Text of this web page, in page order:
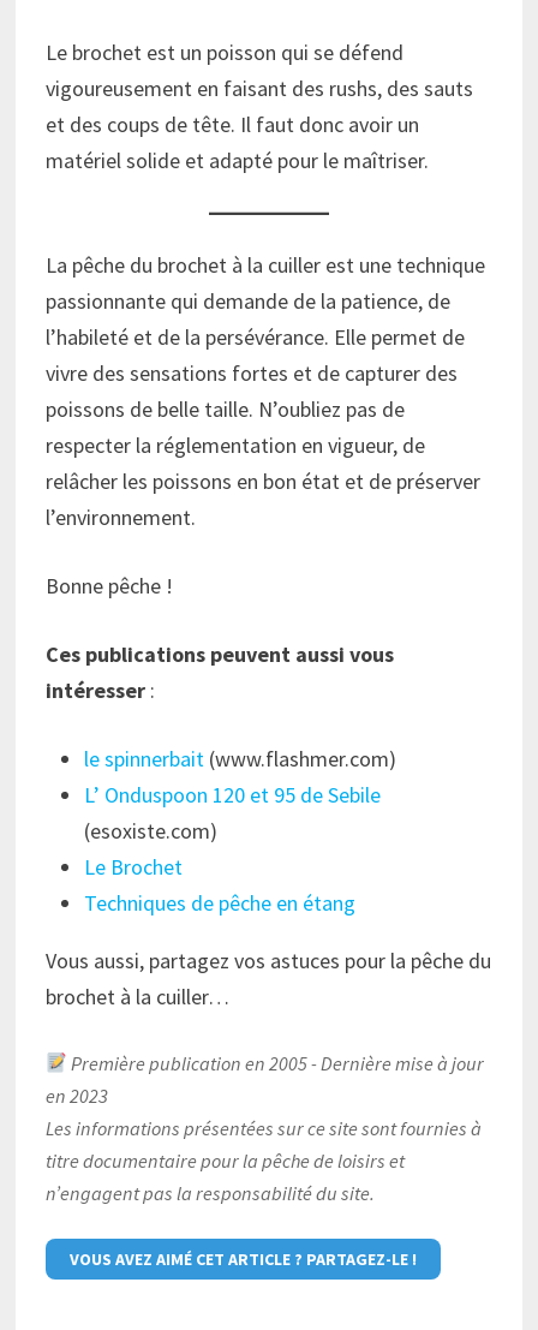
Le brochet est un poisson qui se défend
vigoureusement en faisant des rushs, des sauts
et des coups de tête. Il faut donc avoir un
matériel solide et adapté pour le maîtriser.
La pêche du brochet à la cuiller est une technique
passionnante qui demande de la patience, de
l’habileté et de la persévérance. Elle permet de
vivre des sensations fortes et de capturer des
poissons de belle taille. N’oubliez pas de
respecter la réglementation en vigueur, de
relâcher les poissons en bon état et de préserver
l’environnement.
Bonne pêche !
Ces publications peuvent aussi vous
intéresser:
le spinnerbait(www.flashmer.com)
L’ Onduspoon 120 et 95 de Sebile
(esoxiste.com)
Le Brochet
Techniques de pêche en étang
Vous aussi, partagez vos astuces pour la pêche du
brochet à la cuiller…
Première publication en 2005 - Dernière mise à jour
en 2023
Les informations présentées sur ce site sont fournies à
titre documentaire pour la pêche de loisirs et
n’engagent pas la responsabilité du site.
VOUS AVEZ AIMÉ CET ARTICLE ? PARTAGEZ-LE !